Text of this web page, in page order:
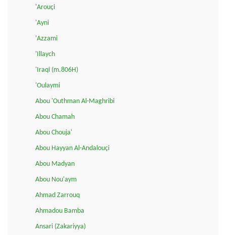
'Arouçi
'Ayni
'Azzami
'Illaych
'Iraqi (m.806H)
'Oulaymi
Abou 'Outhman Al-Maghribi
Abou Chamah
Abou Chouja'
Abou Hayyan Al-Andalouçi
Abou Madyan
Abou Nou'aym
Ahmad Zarrouq
Ahmadou Bamba
Ansari (Zakariyya)